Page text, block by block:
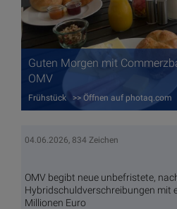
Guten Morgen mit
OMV
Frühstück >> Öffnen auf photaq.com
04.06.2026, 834 Zeichen
OMV begibt neue unbefristete,
Hybridschuldverschreibungen mit
Millionen Euro